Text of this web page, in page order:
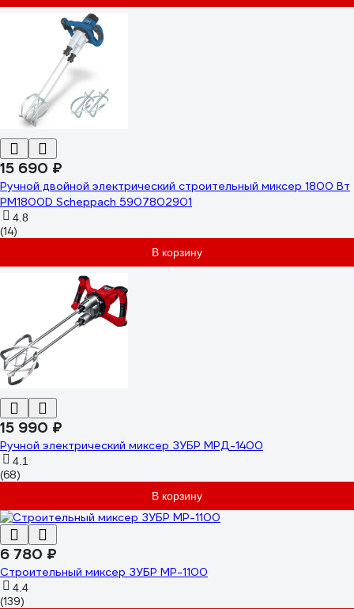
15 690 ₽
Ручной двойной электрический строительный миксер 1800 Вт
PM1800D Scheppach 5907802901
4.8
(14)
В корзину
15 990 ₽
Ручной электрический миксер ЗУБР МРД-1400
4.1
(68)
В корзину
6 780 ₽
Строительный миксер ЗУБР МР-1100
4.4
(139)